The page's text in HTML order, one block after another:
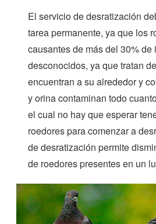
El servicio de desratización
tarea permanente, ya que los
causantes de más del 30% de
desconocidos, ya que tratan
encuentran a su alrededor y
y orina contaminan todo
el cual no hay que esperar
roedores para comenzar a
de desratización permite
de roedores presentes en un